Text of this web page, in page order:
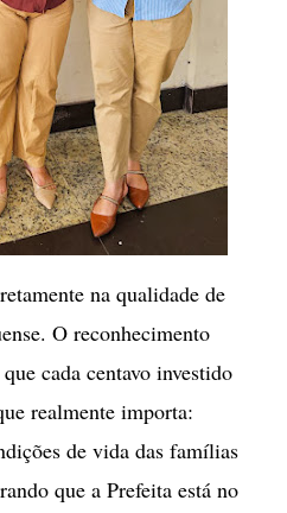
na qualidade de
O reconhecimento
cada centavo investido
realmente importa:
de vida das famílias
que a Prefeita está no